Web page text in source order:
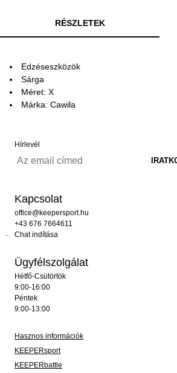
RÉSZLETEK
Edzéseszközök
Sárga
Méret: X
Márka: Cawila
Hírlevél
Kapcsolat
office@keepersport.hu
+43 676 7664611
Chat indítása
Ügyfélszolgálat
Hétfő-Csütörtök
9:00-16:00
Péntek
9:00-13:00
Hasznos információk
KEEPERsport
KEEPERbattle